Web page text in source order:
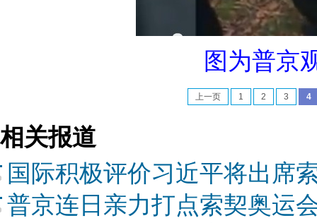
图为普京观
上一页 1 2 3 4
相关报道
国际积极评价习近平将出席
普京连日亲力打点索契奥运